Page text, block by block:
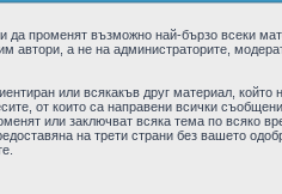
променят възможно най-бързо всеки
а не на администраторите,
или всякакъв друг материал,
от които са направени всички
или заключват всяка тема по всяко
на трети страни без вашето